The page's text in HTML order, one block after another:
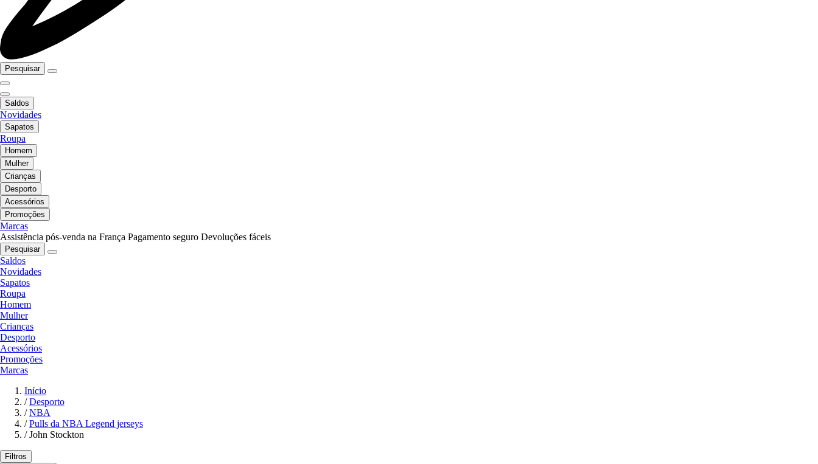
Pesquisar
Saldos
Novidades
Sapatos
Roupa
Homem
Mulher
Crianças
Desporto
Acessórios
Promoções
Marcas
Assistência pós-venda na França Pagamento seguro Devoluções fáceis
Pesquisar
Saldos
Novidades
Sapatos
Roupa
Homem
Mulher
Crianças
Desporto
Acessórios
Promoções
Marcas
Início
/ Desporto
/ NBA
/ Pulls da NBA Legend jerseys
/ John Stockton
Filtros